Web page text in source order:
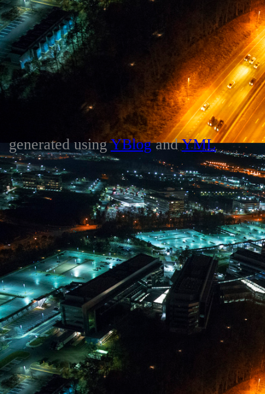
generated usingYBlogandYML